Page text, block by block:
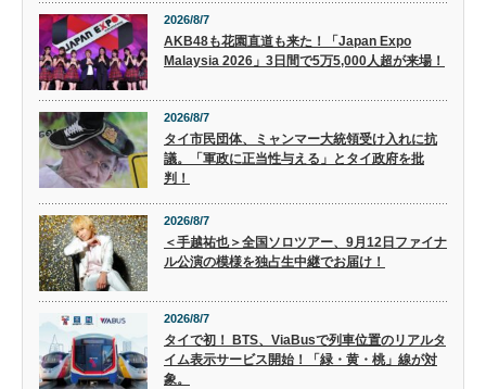
2026/8/7
AKB48も花園直道も来た！「Japan Expo
Malaysia 2026」3日間で5万5,000人超が来場！
2026/8/7
タイ市民団体、ミャンマー大統領受け入れに抗
議。「軍政に正当性与える」とタイ政府を批
判！
2026/8/7
＜手越祐也＞全国ソロツアー、9月12日ファイナ
ル公演の模様を独占生中継でお届け！
2026/8/7
タイで初！ BTS、ViaBusで列車位置のリアルタ
イム表示サービス開始！「緑・黄・桃」線が対
象。